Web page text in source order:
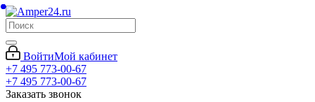
ВойтиМой кабинет
+7 495 773-00-67
+7 495 773-00-67
Заказать звонок